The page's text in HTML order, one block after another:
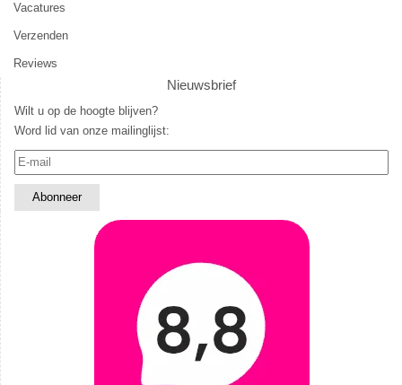
Vacatures
Verzenden
Reviews
Nieuwsbrief
Wilt u op de hoogte blijven?
Word lid van onze mailinglijst: